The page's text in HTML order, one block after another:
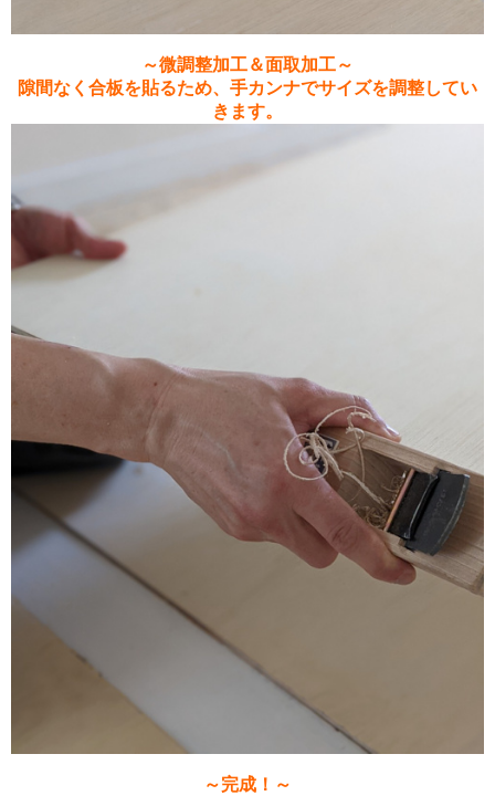
～微調整加工＆面取加工～
隙間なく合板を貼るため、手カンナでサイズを調整してい
きます。
～完成！～